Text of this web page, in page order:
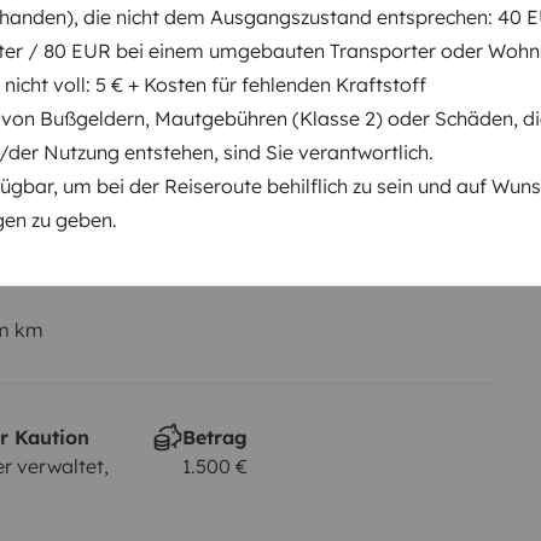
die nicht dem Ausgangszustand entsprechen: 40
/ 80 EUR bei einem umgebauten Transporter oder
voll: 5 € + Kosten für fehlenden Kraftstoff
Bußgeldern, Mautgebühren (Klasse 2) oder Schäden,
Nutzung entstehen, sind Sie verantwortlich.
um bei der Reiseroute behilflich zu sein und auf
zu geben.
Führerschein (Vorder- und
Rückseite)
B-Klasse
Rauchen erlaubt
km
Kaution
verwaltet,
Betrag
1.500 €